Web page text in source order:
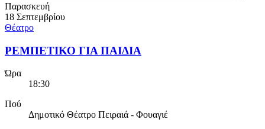
Παρασκευή
18 Σεπτεμβρίου
Θέατρο
ΡΕΜΠΕΤΙΚΟ ΓΙΑ ΠΑΙΔΙΑ
Ώρα
18:30
Πού
Δημοτικό Θέατρο Πειραιά - Φουαγιέ